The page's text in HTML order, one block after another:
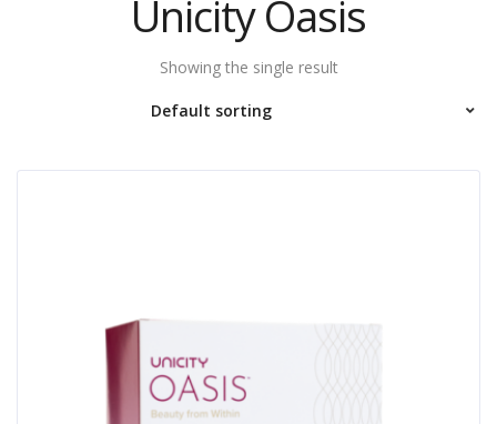
Unicity Oasis
Showing the single result